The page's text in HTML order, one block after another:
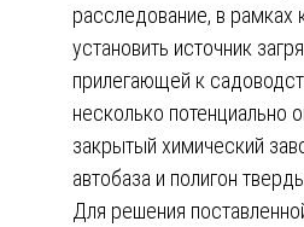
расследование, в рамках
установить источник
прилегающей к
несколько потенциально
закрытый химический
автобаза и полигон
Для решения